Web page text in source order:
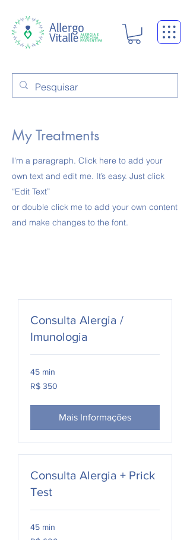
My Treatments
I'm a paragraph. Click here to add your
own text and edit me. It’s easy. Just click
“Edit Text”
or double click me to add your own content
and make changes to the font.
Consulta Alergia /
Imunologia
45 min
350
Reais
R$ 350
Mais Informações
Consulta Alergia + Prick
Test
45 min
600